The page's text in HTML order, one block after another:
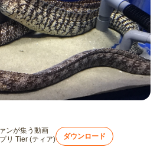
の顔つきから怖いイメージを
際には進化の過程で独自の狩
ンが集う動画
リ Tier (ティア)
ダウンロード